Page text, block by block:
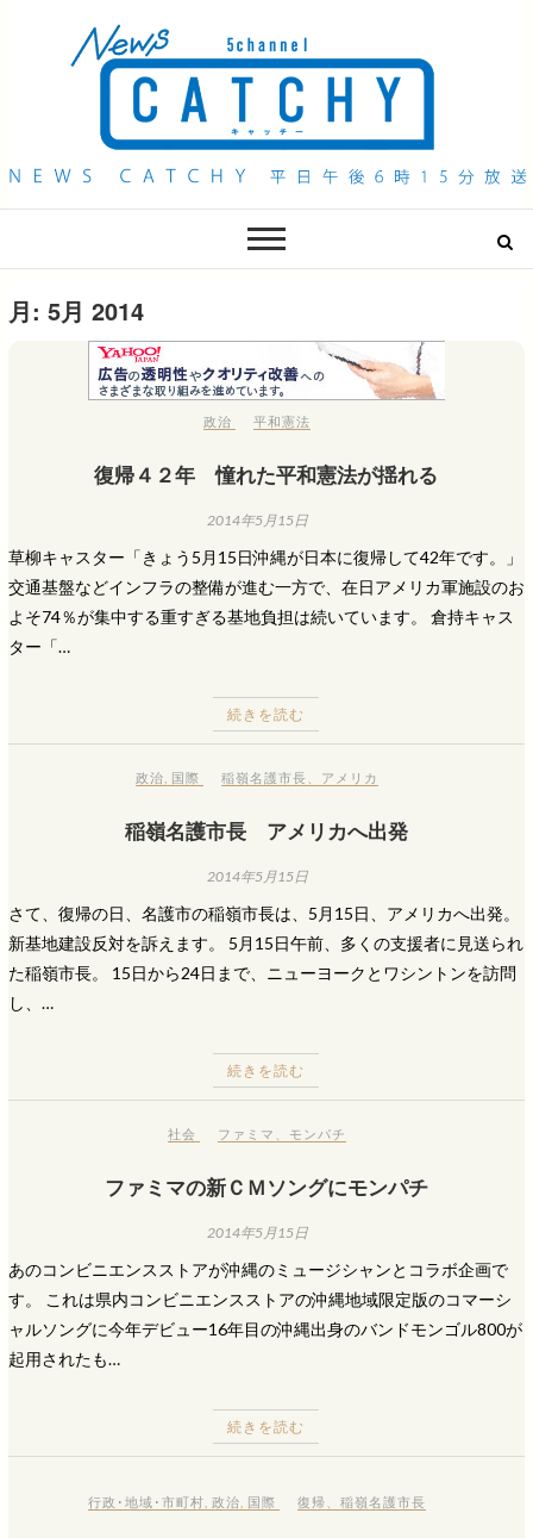
QAB NEWS Headline
月: 5月 2014
政治 平和憲法
復帰４２年 憧れた平和憲法が揺れる
2014年5月15日
草柳キャスター「きょう5月15日沖縄が日本に復帰して42年です。」
交通基盤などインフラの整備が進む一方で、在日アメリカ軍施設のお
よそ74％が集中する重すぎる基地負担は続いています。 倉持キャス
ター「…
続きを読む
政治 国際 稲嶺名護市長 アメリカ
稲嶺名護市長 アメリカへ出発
2014年5月15日
さて、復帰の日、名護市の稲嶺市長は、5月15日、アメリカへ出発。
新基地建設反対を訴えます。 5月15日午前、多くの支援者に見送られ
た稲嶺市長。 15日から24日まで、ニューヨークとワシントンを訪問
し、…
続きを読む
社会 ファミマ モンパチ
ファミマの新ＣＭソングにモンパチ
2014年5月15日
あのコンビニエンスストアが沖縄のミュージシャンとコラボ企画で
す。 これは県内コンビニエンスストアの沖縄地域限定版のコマーシ
ャルソングに今年デビュー16年目の沖縄出身のバンドモンゴル800が
起用されたも…
続きを読む
行政･地域･市町村 ,政治 国際 復帰 、稲嶺名護市長